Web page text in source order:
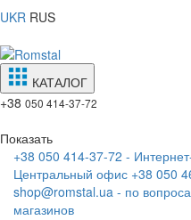
UKR RUS
КАТАЛОГ
+38 050 414-37-72
Показать
+38 050 414-37-72 -
Центральный офис +38 050
shop@romstal.ua - по
магазинов